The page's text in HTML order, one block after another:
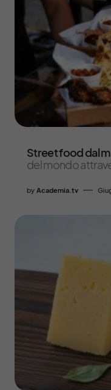
Street food dal
del mondo
by Academia.tv